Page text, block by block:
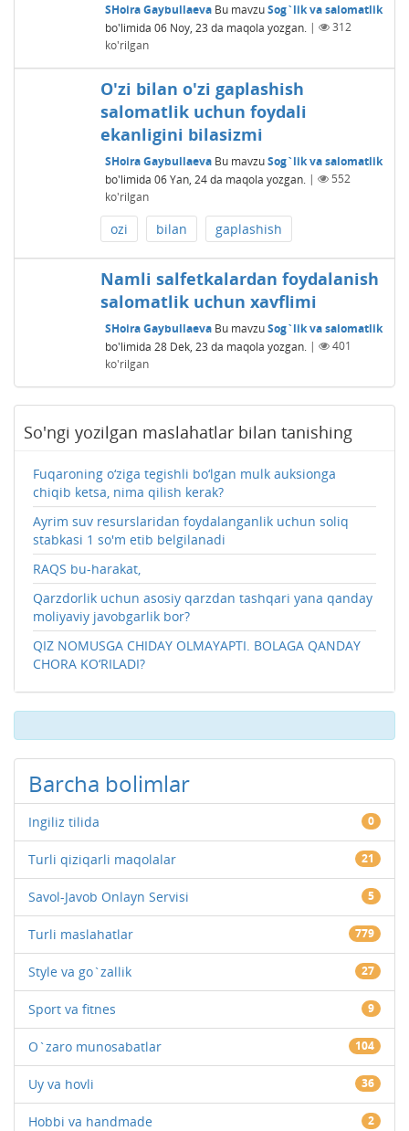
SHoira Gaybullaeva Bu mavzuSog`lik va salomatlik
bo'limida 06 Noy, 23 da maqola yozgan. |
312
ko'rilgan
O'zi bilan o'zi gaplashish
salomatlik uchun foydali
ekanligini bilasizmi
SHoira Gaybullaeva Bu mavzuSog`lik va salomatlik
bo'limida 06 Yan, 24 da maqola yozgan. |
552
ko'rilgan
ozi bilan gaplashish
Namli salfetkalardan foydalanish
salomatlik uchun xavflimi
SHoira Gaybullaeva Bu mavzuSog`lik va salomatlik
bo'limida 28 Dek, 23 da maqola yozgan. |
401
ko'rilgan
So'ngi yozilgan maslahatlar bilan tanishing
Fuqaroning o‘ziga tegishli bo‘lgan mulk auksionga
chiqib ketsa, nima qilish kerak?
Ayrim suv resurslaridan foydalanganlik uchun soliq
stabkasi 1 so'm etib belgilanadi
RAQS bu-harakat,
Qarzdorlik uchun asosiy qarzdan tashqari yana qanday
moliyaviy javobgarlik bor?
QIZ NOMUSGA CHIDAY OLMAYAPTI. BOLAGA QANDAY
CHORA KO‘RILADI?
Barcha bolimlar
Ingiliz tilida 0
Turli qiziqarli maqolalar 21
Savol-Javob Onlayn Servisi 5
Turli maslahatlar 779
Style va go`zallik 27
Sport va fitnes 9
O`zaro munosabatlar 104
Uy va hovli 36
Hobbi va handmade 2